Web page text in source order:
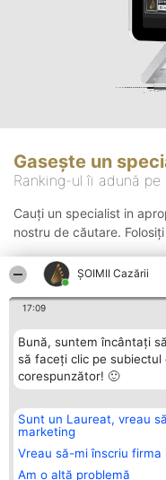
ȘOIMII Cazării
17:09
Bună, suntem încântați
să faceți clic pe subiectul
corespunzător! 🙂
Sunt un Laureat, vreau
marketing
Vreau să-mi înscriu firma
Am o altă problemă
Gasește un
Ranking-ul îi adună
Cauți un specialist in
nostru de căutare.
Organizator Ranking
BRIGHT SOLUTIONS BR SRL
Aleea Timisul De Sus 2 Bl. A30
Sc. A Et. 4 Ap. 13 Cod 061952
București